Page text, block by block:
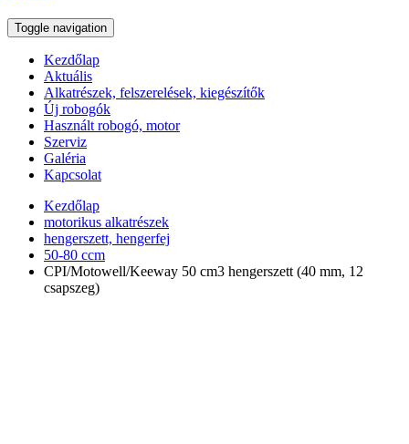
Toggle navigation
Kezdőlap
Aktuális
Alkatrészek, felszerelések, kiegészítők
Új robogók
Használt robogó, motor
Szerviz
Galéria
Kapcsolat
Kezdőlap
motorikus alkatrészek
hengerszett, hengerfej
50-80 ccm
CPI/Motowell/Keeway 50 cm3 hengerszett (40 mm, 12
csapszeg)